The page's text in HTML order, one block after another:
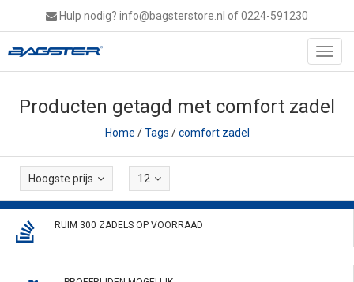
Hulp nodig? info@bagsterstore.nl of 0224-591230
Producten getagd met comfort zadel
Home /Tags /comfort zadel
Hoogste prijs 12
RUIM 300 ZADELS OP VOORRAAD